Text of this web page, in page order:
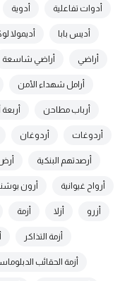
أدوات تفاعلية أدوية
أديس بابا أديمولا
أراضي أراضي شاسعة
أرامل شهداء الأمن
أرباب مطاحن أربعة
أردوغات أردوغان
أرصدتهم البنكية
أرواح غيوانية أرون
أزرو أزلا أزمة
أزمة التذاكر
أزمة الحقائب